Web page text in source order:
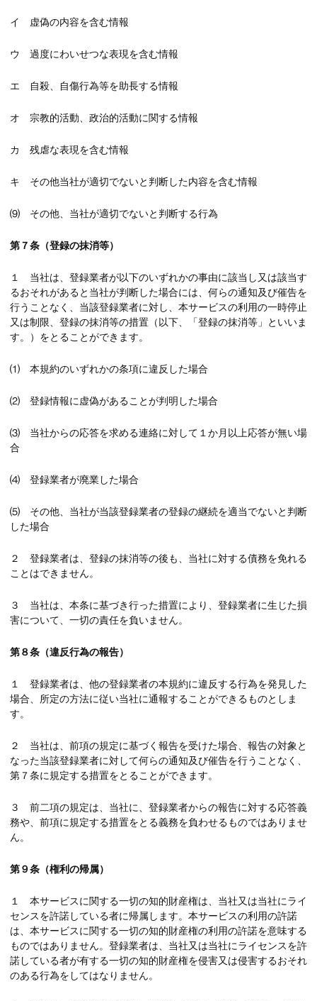
イ 虚偽の内容を含む情報
ウ 過度にわいせつな表現を含む情報
エ 自殺、自傷行為等を助長する情報
オ 宗教的活動、政治的活動に関する情報
カ 残虐な表現を含む情報
キ その他当社が適切でないと判断した内容を含む情報
⑼ その他、当社が適切でないと判断する行為
第７条（登録の抹消等）
１ 当社は、登録業者が以下のいずれかの事由に該当し又は該当す
るおそれがあると当社が判断した場合には、何らの通知及び催告を
行うことなく、当該登録業者に対し、本サービスの利用の一時停止
又は制限、登録の抹消等の措置（以下、「登録の抹消等」といいま
す。）をとることができます。
⑴ 本規約のいずれかの条項に違反した場合
⑵ 登録情報に虚偽があることが判明した場合
⑶ 当社からの応答を求める連絡に対して１か月以上応答が無い場
合
⑷ 登録業者が廃業した場合
⑸ その他、当社が当該登録業者の登録の継続を適当でないと判断
した場合
２ 登録業者は、登録の抹消等の後も、当社に対する債務を免れる
ことはできません。
３ 当社は、本条に基づき行った措置により、登録業者に生じた損
害について、一切の責任を負いません。
第８条（違反行為の報告）
１ 登録業者は、他の登録業者の本規約に違反する行為を発見した
場合、所定の方法に従い当社に通報することができるものとしま
す。
２ 当社は、前項の規定に基づく報告を受けた場合、報告の対象と
なった当該登録業者に対して何らの通知及び催告を行うことなく、
第７条に規定する措置をとることができます。
３ 前二項の規定は、当社に、登録業者からの報告に対する応答義
務や、前項に規定する措置をとる義務を負わせるものではありませ
ん。
第９条（権利の帰属）
１ 本サービスに関する一切の知的財産権は、当社又は当社にライ
センスを許諾している者に帰属します。本サービスの利用の許諾
は、本サービスに関する一切の知的財産権の利用の許諾を意味する
ものではありません。登録業者は、当社又は当社にライセンスを許
諾している者が有する一切の知的財産権を侵害又は侵害するおそれ
のある行為をしてはなりません。